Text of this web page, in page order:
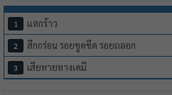
แตกร้าว
สึกกร่อน รอยขูดขีด รอยถลอก
เสียหายทางเคมี